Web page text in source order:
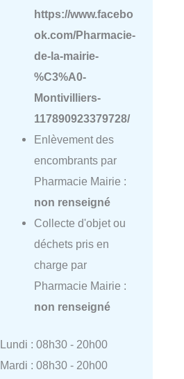
https://www.facebo
ok.com/Pharmacie-
de-la-mairie-
%C3%A0-
Montivilliers-
117890923379728/
Enlèvement des
encombrants par
Pharmacie Mairie :
non renseigné
Collecte d'objet ou
déchets pris en
charge par
Pharmacie Mairie :
non renseigné
Lundi : 08h30 - 20h00
Mardi : 08h30 - 20h00